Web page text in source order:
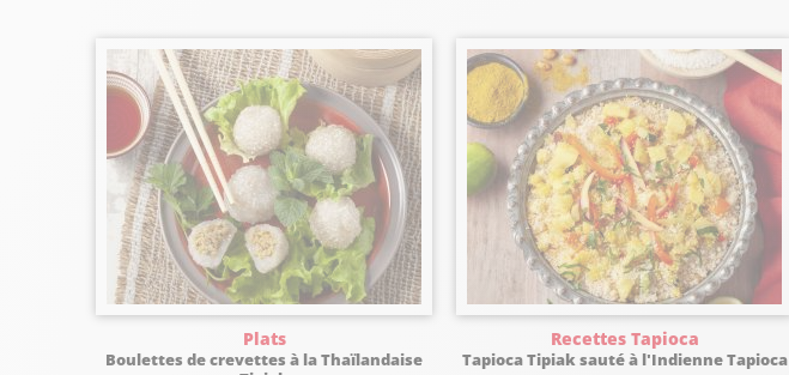
Plats
Boulettes de crevettes à la Thaïlandaise
Recettes Tapioca
Tapioca Tipiak sauté à l'Indienne Tapioca